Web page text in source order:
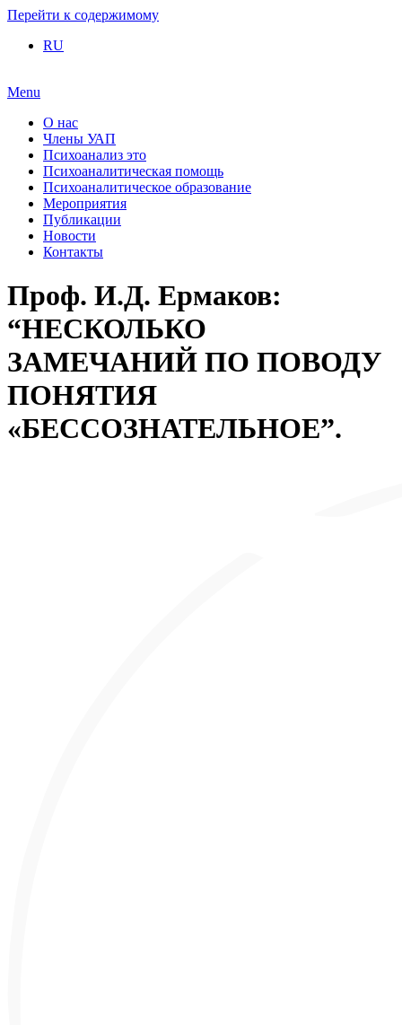
Перейти к содержимому
RU
Menu
О нас
Члены УАП
Психоанализ это
Психоаналитическая помощь
Психоаналитическое образование
Мероприятия
Публикации
Новости
Контакты
Проф. И.Д. Ермаков:
“НЕСКОЛЬКО
ЗАМЕЧАНИЙ ПО ПОВОДУ
ПОНЯТИЯ
«БЕССОЗНАТЕЛЬНОЕ”.